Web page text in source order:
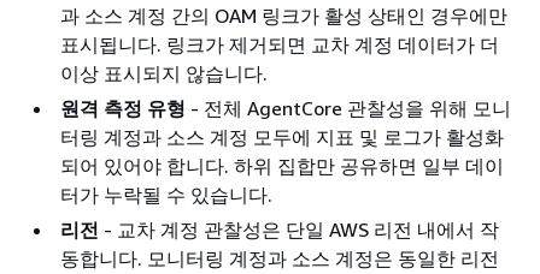
과 소스 계정 간의 OAM 링크가 활성 상태인 경우에만
표시됩니다. 링크가 제거되면 교차 계정 데이터가 더
이상 표시되지 않습니다.
원격 측정 유형 - 전체 AgentCore 관찰성을 위해 모니
터링 계정과 소스 계정 모두에 지표 및 로그가 활성화
되어 있어야 합니다. 하위 집합만 공유하면 일부 데이
터가 누락될 수 있습니다.
리전 - 교차 계정 관찰성은 단일 AWS 리전 내에서 작
동합니다. 모니터링 계정과 소스 계정은 동일한 리전